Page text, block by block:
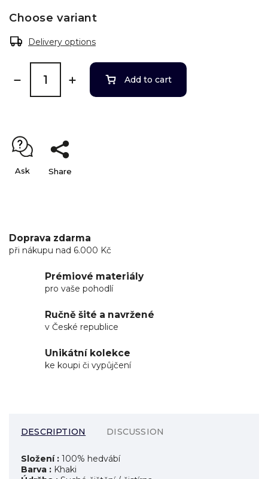
Choose variant
Delivery options
Add to cart
Ask Share
Doprava zdarma
při nákupu nad 6.000 Kč
Prémiové materiály
pro vaše pohodlí
Ručně šité a navržené
v České republice
Unikátní kolekce
ke koupi či vypůjčení
DESCRIPTION DISCUSSION
Složení : 100% hedvábí
Barva : Khaki